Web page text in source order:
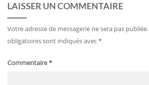
LAISSER UN COMMENTAIRE
Votre adresse de messagerie ne sera pas publiée.
obligatoires sont indiqués avec*
Commentaire*